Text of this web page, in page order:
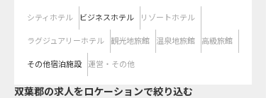
シティホテル ビジネスホテル リゾートホテル
ラグジュアリーホテル 観光地旅館 温泉地旅館 高級旅館
その他宿泊施設 運営・その他
双葉郡の求人をロケーションで絞り込む